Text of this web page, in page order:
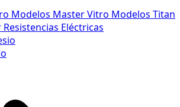
Modelos Master Vitro Modelos Titan
Resistencias Eléctricas